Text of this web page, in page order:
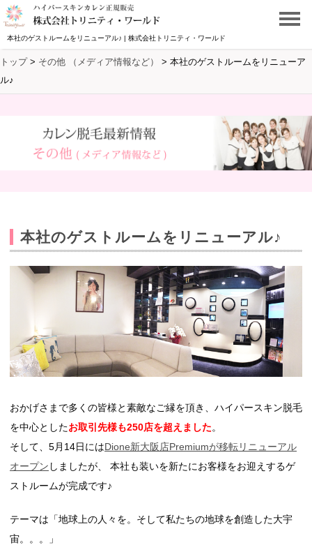
本社のゲストルームをリニューアル♪ | 株式会社トリニティ・ワールド
トップ> その他 （メディア情報など） > 本社のゲストルームをリニューア
ル♪
本社のゲストルームをリニューアル♪
おかげさまで多くの皆様と素敵なご縁を頂き、ハイパースキン脱毛
を中心としたお取引先様も250店を超えました。
そして、5月14日にはDione新大阪店Premiumが移転リニューアル
オープン しましたが、 本社も装いを新たにお客様をお迎えするゲ
ストルームが完成です♪
テーマは「地球上の人々を。そして私たちの地球を創造した大宇
宙。。。」